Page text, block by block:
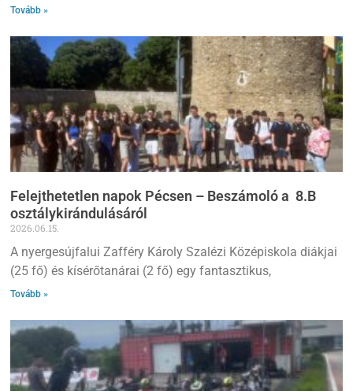
Tovább »
Felejthetetlen napok Pécsen – Beszámoló a 8.B
osztálykirándulásáról
2026.06.15.
A nyergesújfalui Zafféry Károly Szalézi Középiskola diákjai
(25 fő) és kísérőtanárai (2 fő) egy fantasztikus,
Tovább »